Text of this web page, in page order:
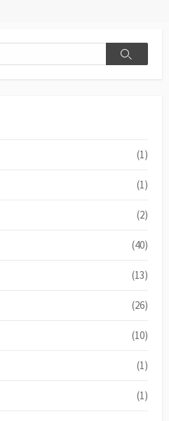
検
(1)
(1)
(2)
(40)
(13)
(26)
(10)
(1)
(1)